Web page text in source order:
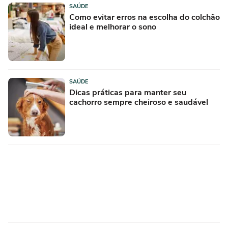
SAÚDE
Como evitar erros na escolha do colchão
ideal e melhorar o sono
SAÚDE
Dicas práticas para manter seu
cachorro sempre cheiroso e saudável